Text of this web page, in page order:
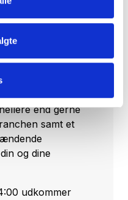
der rør sig inden
end gerne
samt et
og dine
udkommer